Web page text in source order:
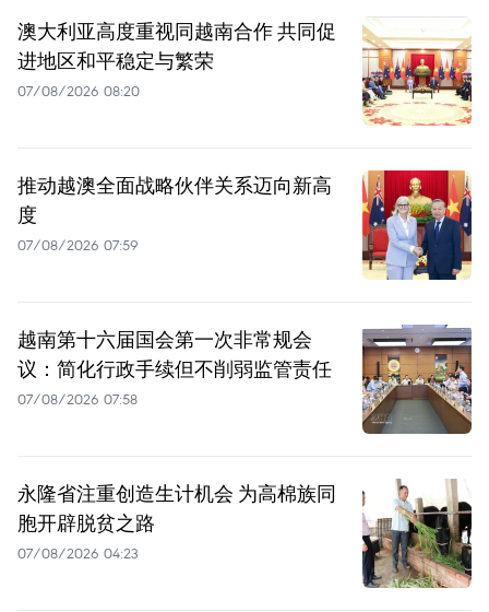
澳大利亚高度重视同越南合作 共同促
进地区和平稳定与繁荣
07/08/2026 08:20
推动越澳全面战略伙伴关系迈向新高
度
07/08/2026 07:59
越南第十六届国会第一次非常规会
议：简化行政手续但不削弱监管责任
07/08/2026 07:58
永隆省注重创造生计机会 为高棉族同
胞开辟脱贫之路
07/08/2026 04:23